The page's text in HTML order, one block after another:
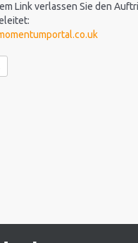
Link verlassen Sie den